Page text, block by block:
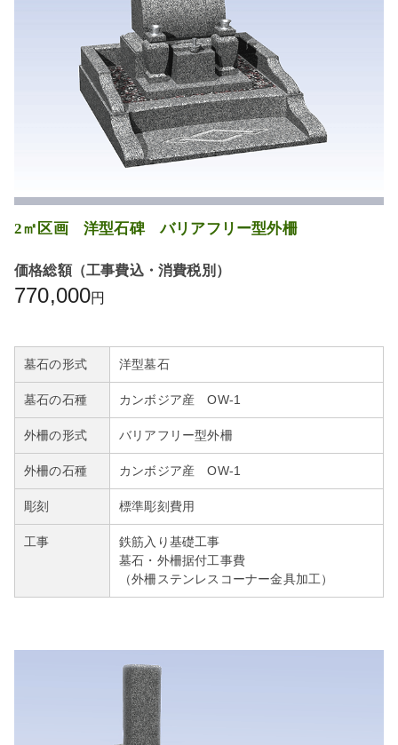
2㎡区画 洋型石碑 バリアフリー型外柵
価格総額（工事費込・消費税別）
770,000円
墓石の形式 洋型墓石
墓石の石種 カンボジア産 OW-1
外柵の形式 バリアフリー型外柵
外柵の石種 カンボジア産 OW-1
彫刻 標準彫刻費用
工事
鉄筋入り基礎工事
墓石・外柵据付工事費
（外柵ステンレスコーナー金具加工）